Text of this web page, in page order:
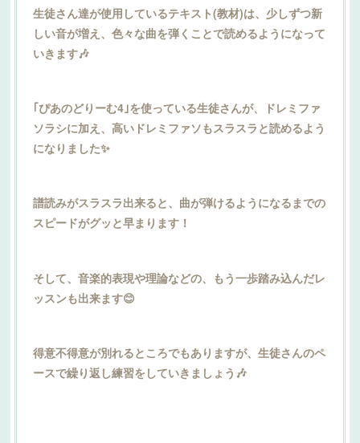
生徒さん達が使用しているテキスト(教材)は、少しずつ新
しい音が増え、色々な曲を弾くことで読めるようになって
いきます🎶
｢ぴあのどりーむ4｣を使っている生徒さんが、ドレミファ
ソラシに加え、高いドレミファソもスラスラと読めるよう
になりました✨️
譜読みがスラスラ出来ると、曲が弾けるようになるまでの
スピードがグッと早まります！
そして、音楽的表現や理論などの、もう一歩踏み込んだレ
ッスンも出来ます😊
得意不得意が別れるところでもありますが、生徒さんのペ
ースで繰り返し練習をしていきましょう🎶